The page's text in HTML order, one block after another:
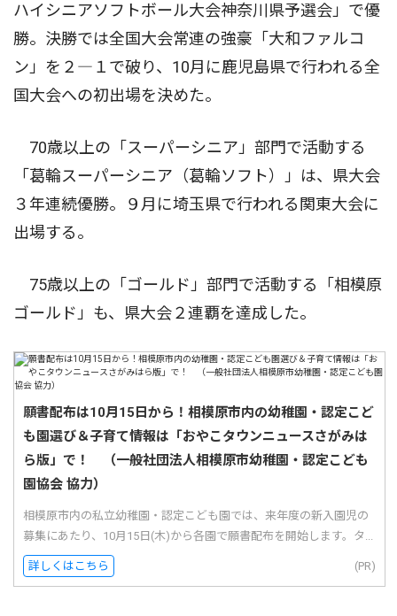
ハイシニアソフトボール大会神奈川県予選会」で優
勝。決勝では全国大会常連の強豪「大和ファルコ
ン」を２―１で破り、10月に鹿児島県で行われる全
国大会への初出場を決めた。
70歳以上の「スーパーシニア」部門で活動する
「葛輪スーパーシニア（葛輪ソフト）」は、県大会
３年連続優勝。９月に埼玉県で行われる関東大会に
出場する。
75歳以上の「ゴールド」部門で活動する「相模原
ゴールド」も、県大会２連覇を達成した。
願書配布は10月15日から！相模原市内の幼稚園・認定こど
も園選び＆子育て情報は「おやこタウンニュースさがみは
ら版」で！ （一般社団法人相模原市幼稚園・認定こども
園協会 協力）
相模原市内の私立幼稚園・認定こども園では、来年度の新入園児の
募集にあたり、10月15日(木)から各園で願書配布を開始します。タ...
詳しくはこちら (PR)